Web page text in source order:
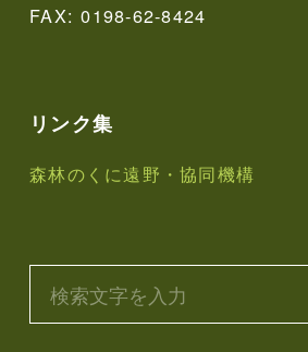
FAX: 0198-62-8424
リンク集
森林のくに遠野・協同機構